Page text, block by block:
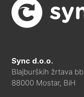
Sync d.o.o.
Blajburških žrtava bb
88000 Mostar, BiH